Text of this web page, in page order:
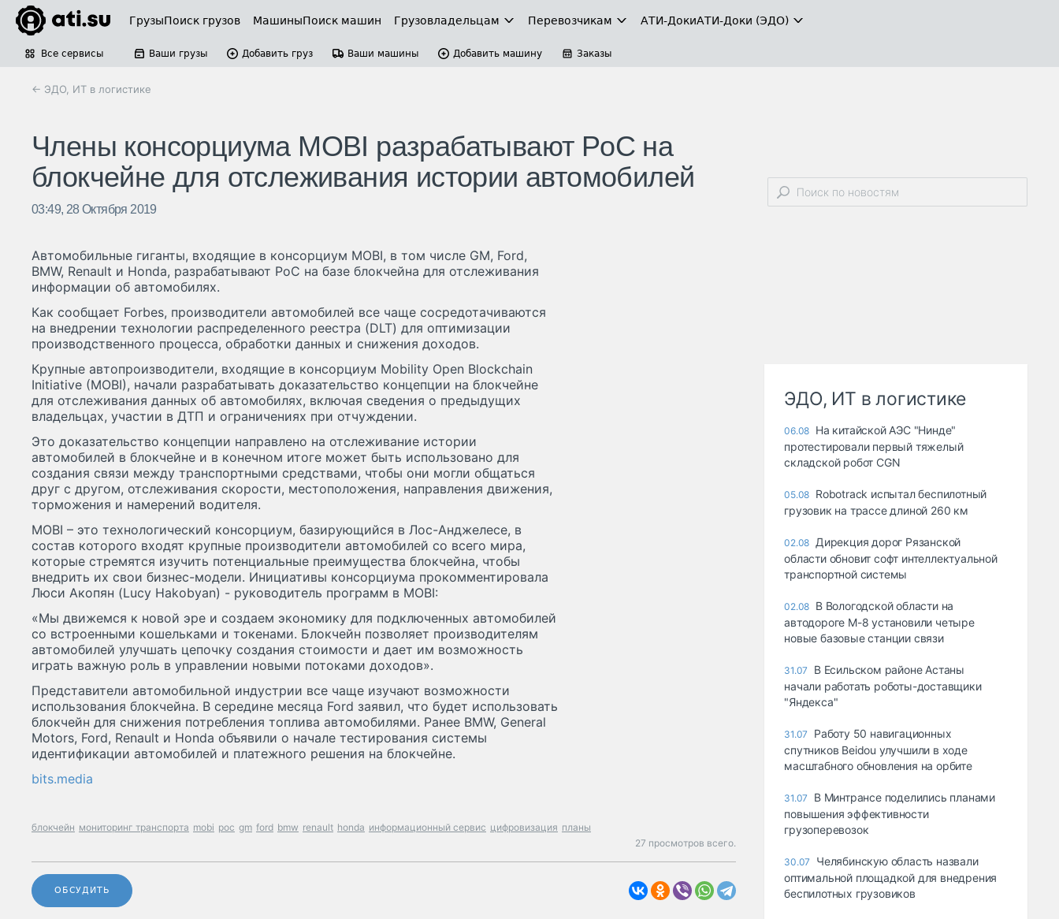
ГрузыПоиск грузов МашиныПоиск машин Грузовладельцам Перевозчикам АТИ-ДокиАТИ-Доки (ЭДО)
Все сервисы Ваши грузы Добавить груз Ваши машины Добавить машину Заказы
← ЭДО, ИТ в логистике
Члены консорциума MOBI разрабатывают PoC на
блокчейне для отслеживания истории автомобилей
03:49, 28 Октября 2019
Автомобильные гиганты, входящие в консорциум MOBI, в том числе GM, Ford,
BMW, Renault и Honda, разрабатывают PoC на базе блокчейна для отслеживания
информации об автомобилях.
Как сообщает Forbes, производители автомобилей все чаще сосредотачиваются
на внедрении технологии распределенного реестра (DLT) для оптимизации
производственного процесса, обработки данных и снижения доходов.
Крупные автопроизводители, входящие в консорциум Mobility Open Blockchain
Initiative (MOBI), начали разрабатывать доказательство концепции на блокчейне
для отслеживания данных об автомобилях, включая сведения о предыдущих
владельцах, участии в ДТП и ограничениях при отчуждении.
Это доказательство концепции направлено на отслеживание истории
автомобилей в блокчейне и в конечном итоге может быть использовано для
создания связи между транспортными средствами, чтобы они могли общаться
друг с другом, отслеживания скорости, местоположения, направления движения,
торможения и намерений водителя.
MOBI – это технологический консорциум, базирующийся в Лос-Анджелесе, в
состав которого входят крупные производители автомобилей со всего мира,
которые стремятся изучить потенциальные преимущества блокчейна, чтобы
внедрить их свои бизнес-модели. Инициативы консорциума прокомментировала
Люси Акопян (Lucy Hakobyan) - руководитель программ в MOBI:
«Мы движемся к новой эре и создаем экономику для подключенных автомобилей
со встроенными кошельками и токенами. Блокчейн позволяет производителям
автомобилей улучшать цепочку создания стоимости и дает им возможность
играть важную роль в управлении новыми потоками доходов».
Представители автомобильной индустрии все чаще изучают возможности
использования блокчейна. В середине месяца Ford заявил, что будет использовать
блокчейн для снижения потребления топлива автомобилями. Ранее BMW, General
Motors, Ford, Renault и Honda объявили о начале тестирования системы
идентификации автомобилей и платежного решения на блокчейне.
bits.media
блокчейн мониторинг транспорта mobi poc gm ford bmw renault honda информационный сервис цифровизация планы
27 просмотров всего.
ОБСУДИТЬ
ЭДО, ИТ в логистике
06.08 На китайской АЭС "Нинде"
протестировали первый тяжелый
складской робот CGN
05.08 Robotrack испытал беспилотный
грузовик на трассе длиной 260 км
02.08 Дирекция дорог Рязанской
области обновит софт интеллектуальной
транспортной системы
02.08 В Вологодской области на
автодороге М-8 установили четыре
новые базовые станции связи
31.07
В Есильском районе Астаны
начали работать роботы-доставщики
"Яндекса"
31.07
Работу 50 навигационных
спутников Beidou улучшили в ходе
масштабного обновления на орбите
31.07
В Минтрансе поделились планами
повышения эффективности
грузоперевозок
30.07
Челябинскую область назвали
оптимальной площадкой для внедрения
беспилотных грузовиков